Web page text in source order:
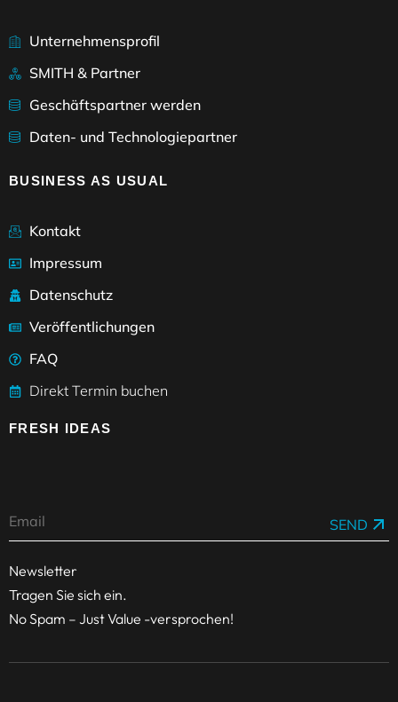
Unternehmensprofil
SMITH & Partner
Geschäftspartner werden
Daten- und Technologiepartner
BUSINESS AS USUAL
Kontakt
Impressum
Datenschutz
Veröffentlichungen
FAQ
Direkt Termin buchen
FRESH IDEAS
SEND
Newsletter
Tragen Sie sich ein.
No Spam – Just Value -versprochen!